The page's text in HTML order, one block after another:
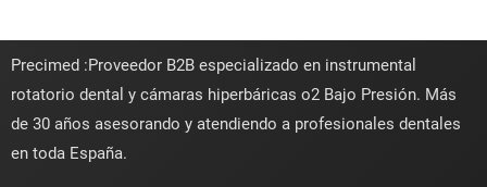
Precimed :Proveedor B2B especializado en instrumental
rotatorio dental y cámaras hiperbáricas o2 Bajo Presión. Más
de 30 años asesorando y atendiendo a profesionales dentales
en toda España.